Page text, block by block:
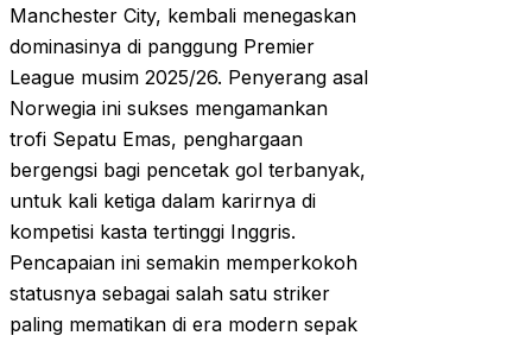
Manchester City, kembali menegaskan
dominasinya di panggung Premier
League musim 2025/26. Penyerang asal
Norwegia ini sukses mengamankan
trofi Sepatu Emas, penghargaan
bergengsi bagi pencetak gol terbanyak,
untuk kali ketiga dalam karirnya di
kompetisi kasta tertinggi Inggris.
Pencapaian ini semakin memperkokoh
statusnya sebagai salah satu striker
paling mematikan di era modern sepak